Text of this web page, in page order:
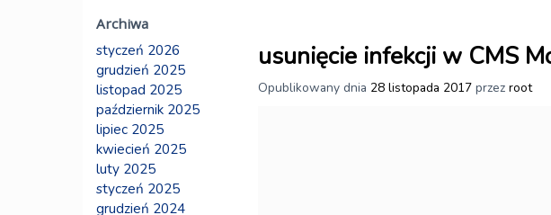
usunięcie infekcji w CMS
Opublikowany dnia 28 listopada 2017 przez root
Archiwa
styczeń 2026
grudzień 2025
listopad 2025
październik 2025
lipiec 2025
kwiecień 2025
luty 2025
styczeń 2025
grudzień 2024